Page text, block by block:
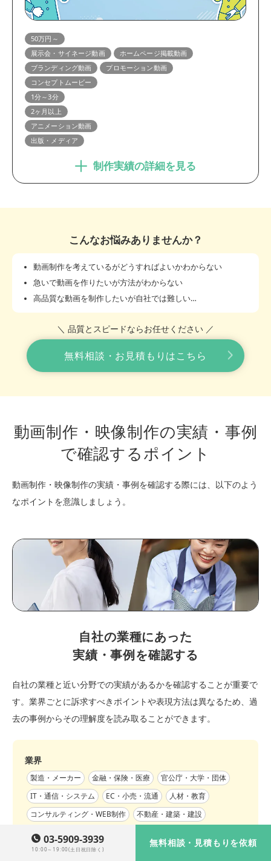
50万円～
展示会・サイネージ動画
ホームページ掲載動画
ブランディング動画
プロモーション動画
コンセプトムービー
1分～3分
2ヶ月以上
アニメーション動画
出版・メディア
制作実績の詳細を見る
こんなお悩みありませんか？
動画制作を考えているがどうすればよいかわからない
急いで動画を作りたいが方法がわからない
高品質な動画を制作したいが自社では難しい…
＼ 品質とスピードならお任せください ／
無料相談・お見積もりはこちら
動画制作・映像制作の実績・事例
で確認するポイント
動画制作・映像制作の実績・事例を確認する際には、以下のよう
なポイントを意識しましょう。
自社の業種にあった
実績・事例を確認する
自社の業種と近い分野での実績があるかを確認することが重要で
す。業界ごとに訴求すべきポイントや表現方法は異なるため、過
去の事例からその理解度を読み取ることができます。
業界
製造・メーカー 金融・保険・医療
官公庁・大学・団体
IT・通信・システム
EC・小売・流通
人材・教育
コンサルティング・WEB制作
不動産・建築・建設
出版・メディア
03-5909-3939
10:00～19:00(土日祝日除く)
無料相談・見積もりを依頼